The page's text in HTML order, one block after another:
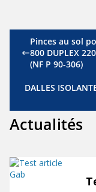
Pinces au sol
800 DUPLEX
(NF P 90-306)
DALLES
Actualités